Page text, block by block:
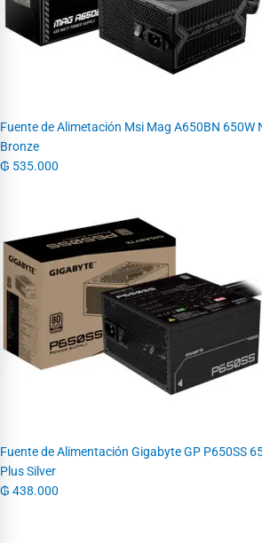
Fuente de Alimetación Msi Mag A650BN 650W
Bronze
₲ 535.000
Fuente de Alimentación Gigabyte GP P650SS
Plus Silver
₲ 438.000